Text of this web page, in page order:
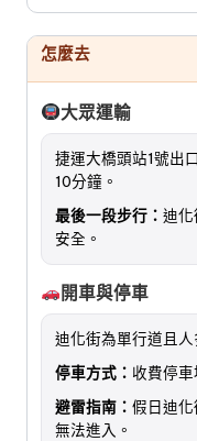
怎麼去
大眾運輸
捷運大橋頭站1號出
10分鐘。
最後一段步行： 迪
安全。
開車與停車
迪化街為單行道且
停車方式： 收費停車
避雷指南： 假日迪
無法進入。